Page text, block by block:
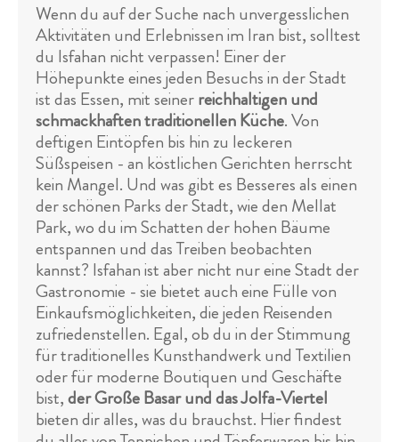
Wenn du auf der Suche nach unvergesslichen
Aktivitäten und Erlebnissen im Iran bist, solltest
du Isfahan nicht verpassen! Einer der
Höhepunkte eines jeden Besuchs in der Stadt
ist das Essen, mit seinerreichhaltigen und
schmackhaften traditionellen Küche. Von
deftigen Eintöpfen bis hin zu leckeren
Süßspeisen - an köstlichen Gerichten herrscht
kein Mangel. Und was gibt es Besseres als einen
der schönen Parks der Stadt, wie den Mellat
Park, wo du im Schatten der hohen Bäume
entspannen und das Treiben beobachten
kannst? Isfahan ist aber nicht nur eine Stadt der
Gastronomie - sie bietet auch eine Fülle von
Einkaufsmöglichkeiten, die jeden Reisenden
zufriedenstellen. Egal, ob du in der Stimmung
für traditionelles Kunsthandwerk und Textilien
oder für moderne Boutiquen und Geschäfte
bist,der Große Basar und das Jolfa-Viertel
bieten dir alles, was du brauchst. Hier findest